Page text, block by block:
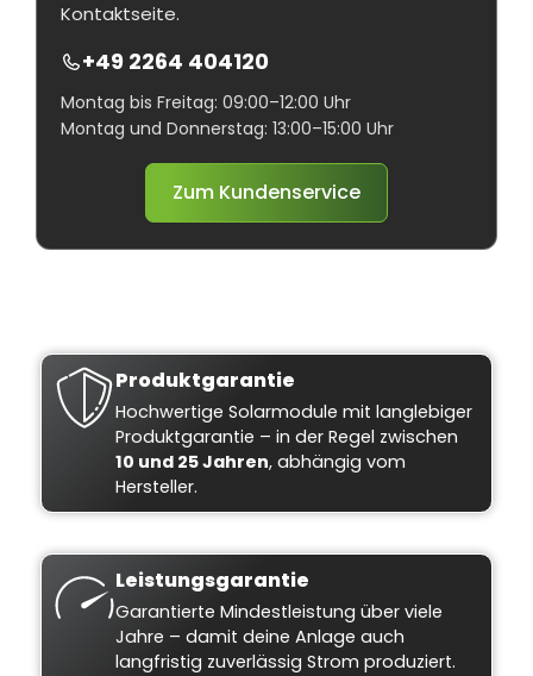
Kontaktseite.
+49 2264 404120
Montag bis Freitag: 09:00–12:00 Uhr
Montag und Donnerstag: 13:00–15:00 Uhr
Zum Kundenservice
Produktgarantie
Hochwertige Solarmodule mit langlebiger
Produktgarantie – in der Regel zwischen
10 und 25 Jahren, abhängig vom
Hersteller.
Leistungsgarantie
Garantierte Mindestleistung über viele
Jahre – damit deine Anlage auch
langfristig zuverlässig Strom produziert.